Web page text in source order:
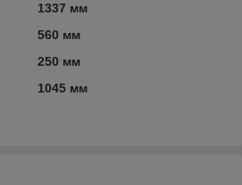
1337 мм
560 мм
250 мм
1045 мм